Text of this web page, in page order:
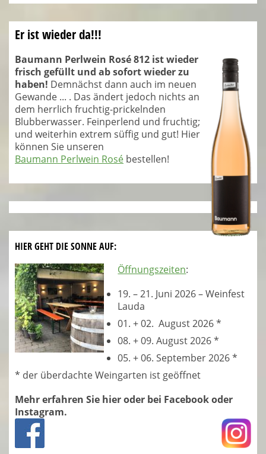
Er ist wieder da!!!
Baumann Perlwein Rosé 812 ist wieder
frisch gefüllt und ab sofort wieder zu
haben! Demnächst dann auch im neuen
Gewande ... . Das ändert jedoch nichts an
dem herrlich fruchtig-prickelnden
Blubberwasser. Feinperlend und fruchtig;
und weiterhin extrem süffig und gut! Hier
können Sie unseren
Baumann Perlwein Rosé bestellen!
HIER GEHT DIE SONNE AUF:
Öffnungszeiten:
19. – 21. Juni 2026 – Weinfest
Lauda
01. + 02. August 2026 *
08. + 09. August 2026 *
05. + 06. September 2026 *
* der überdachte Weingarten ist geöffnet
Mehr erfahren Sie hier oder bei Facebook oder
Instagram.